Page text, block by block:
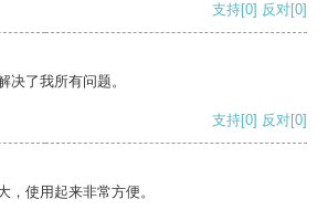
支持[0] 反对[0]
决了我所有问题。
支持[0] 反对[0]
，使用起来非常方便。